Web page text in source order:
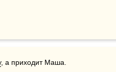
, а приходит Маша.